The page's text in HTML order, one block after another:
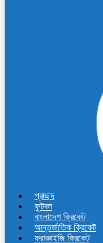
প্রচ্ছদ
ফুটবল
বাংলাদেশ ক্রিকেট
আন্তর্জাতিক ক্রিকেট
ফ্রাঞ্চাইজি ক্রিকেট